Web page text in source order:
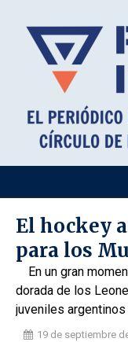
El hockey
para los
En un gran
dorada de los
juveniles argentinos
19 de septiembre